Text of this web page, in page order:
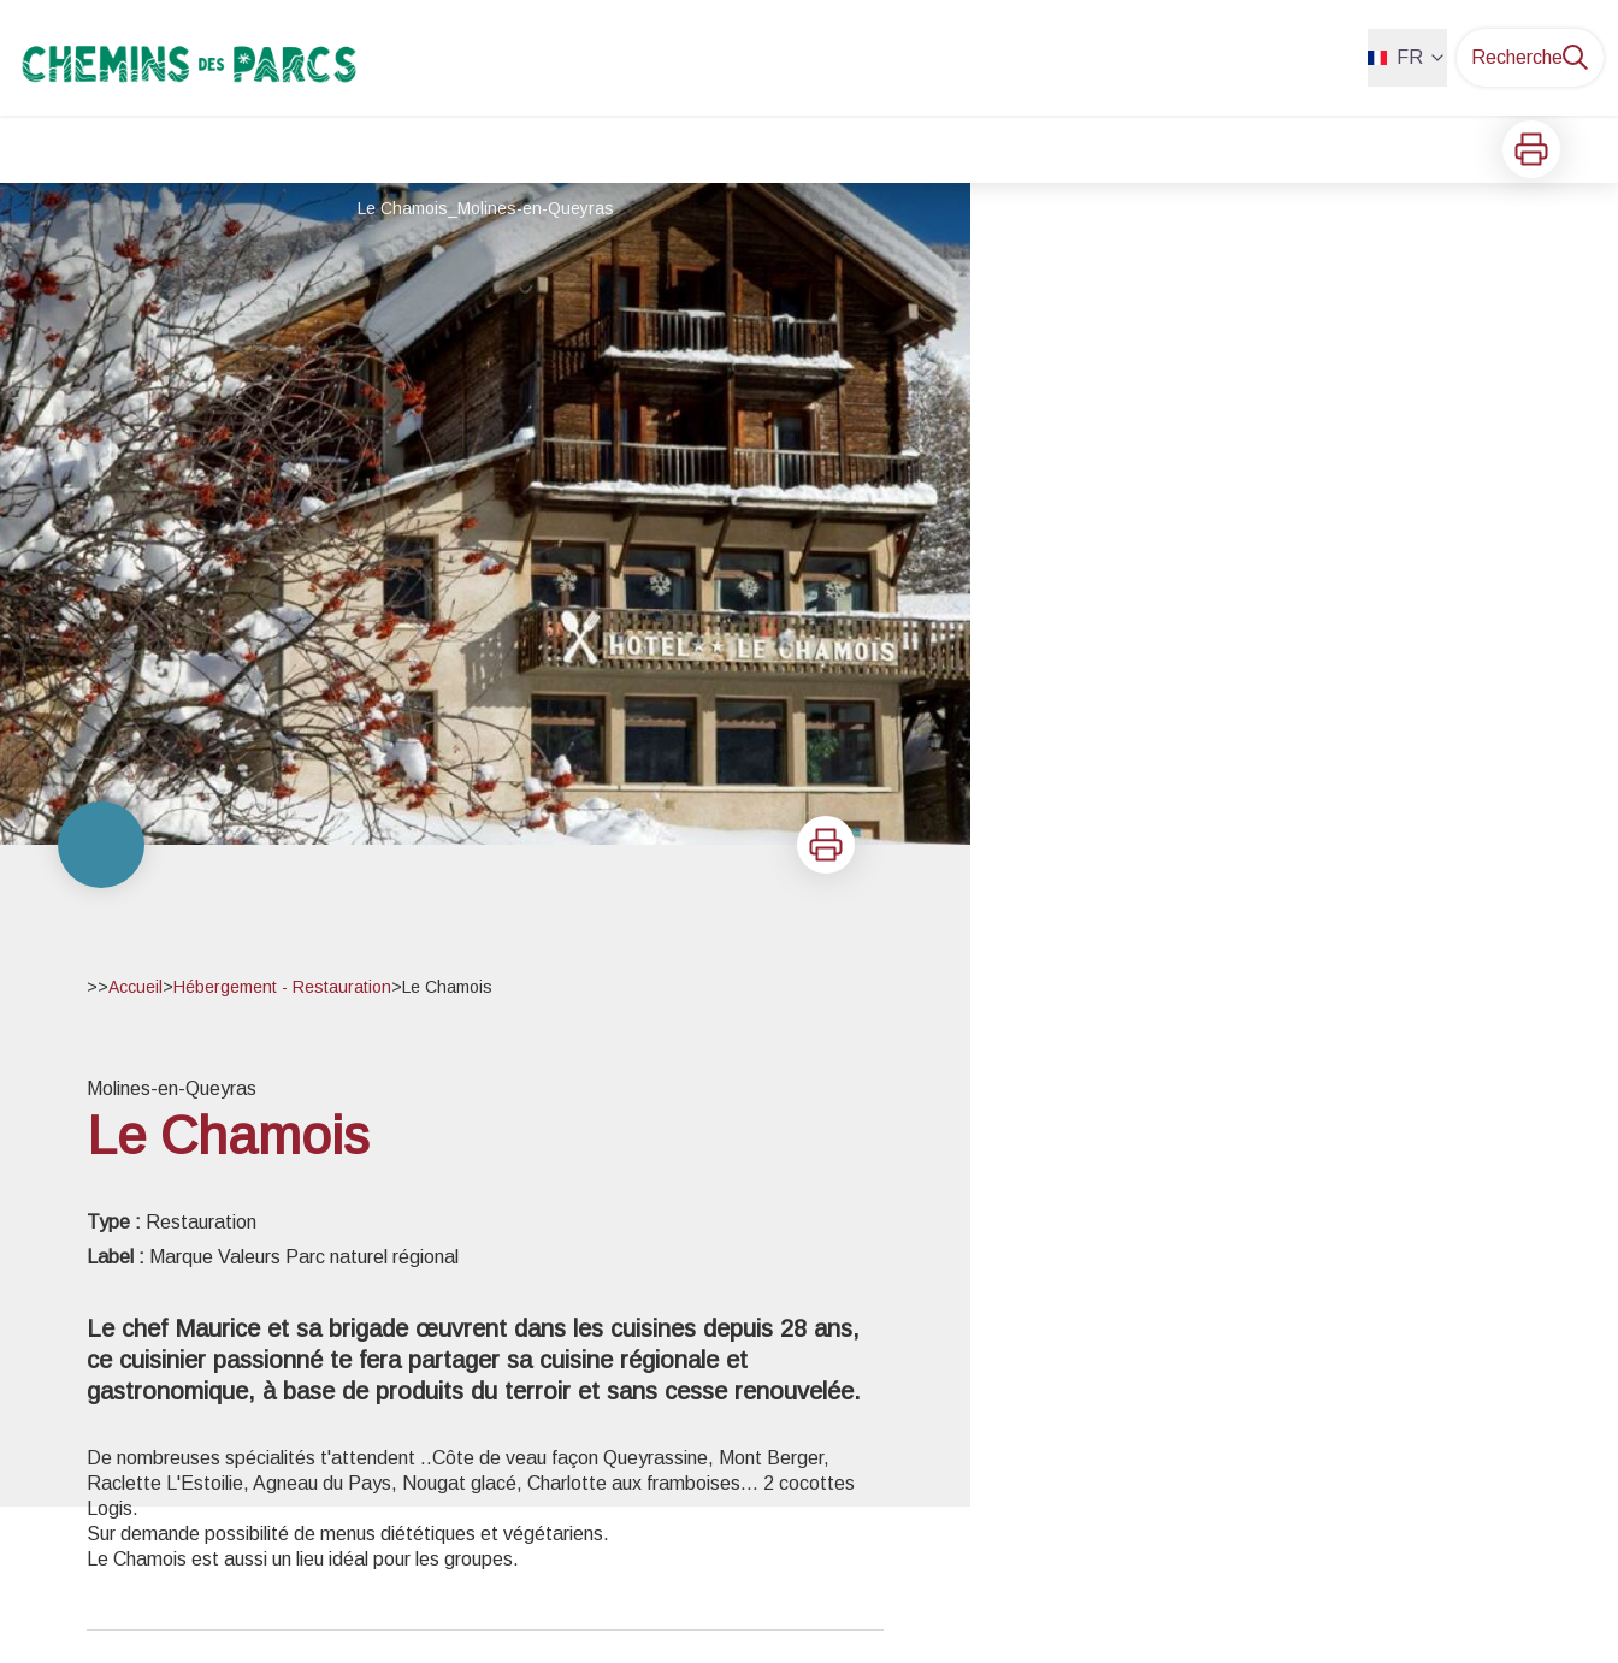
Chemins des Parcs FR Recherche
Imprimer
Le Chamois_Molines-en-Queyras
Imprimer
>>Accueil >Hébergement - Restauration>Le Chamois
Molines-en-Queyras
Le Chamois
Type : Restauration
Label : Marque Valeurs Parc naturel régional
Le chef Maurice et sa brigade œuvrent dans les cuisines depuis 28 ans,
ce cuisinier passionné te fera partager sa cuisine régionale et
gastronomique, à base de produits du terroir et sans cesse renouvelée.
De nombreuses spécialités t'attendent ..Côte de veau façon Queyrassine, Mont Berger,
Raclette L'Estoilie, Agneau du Pays, Nougat glacé, Charlotte aux framboises... 2 cocottes
Logis.
Sur demande possibilité de menus diététiques et végétariens.
Le Chamois est aussi un lieu idéal pour les groupes.